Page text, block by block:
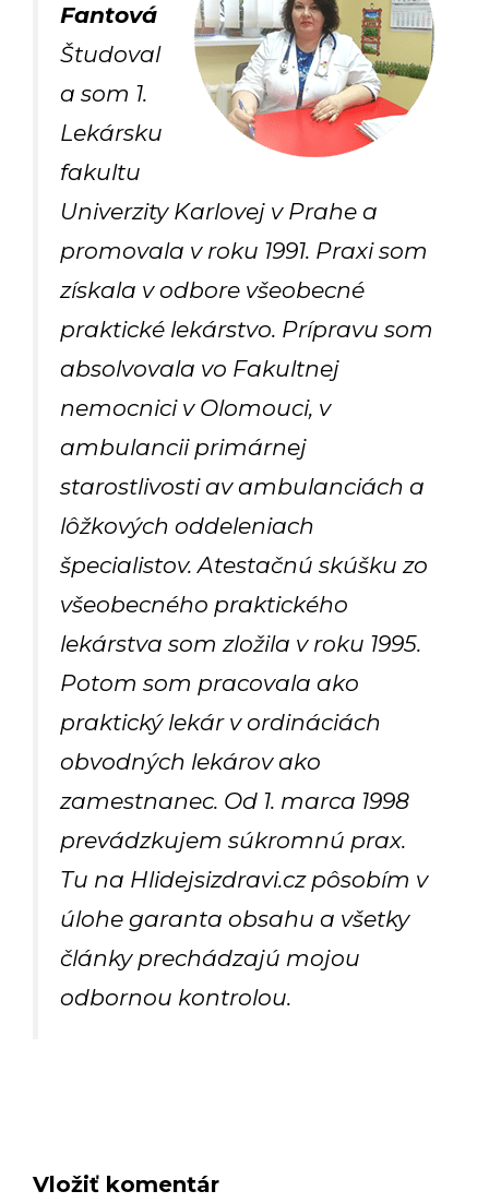
Fantová
Študoval
a som 1.
Lekársku
fakultu
Univerzity Karlovej v Prahe a
promovala v roku 1991. Praxi som
získala v odbore všeobecné
praktické lekárstvo. Prípravu som
absolvovala vo Fakultnej
nemocnici v Olomouci, v
ambulancii primárnej
starostlivosti av ambulanciách a
lôžkových oddeleniach
špecialistov. Atestačnú skúšku zo
všeobecného praktického
lekárstva som zložila v roku 1995.
Potom som pracovala ako
praktický lekár v ordináciách
obvodných lekárov ako
zamestnanec. Od 1. marca 1998
prevádzkujem súkromnú prax.
Tu na Hlidejsizdravi.cz pôsobím v
úlohe garanta obsahu a všetky
články prechádzajú mojou
odbornou kontrolou.
Vložiť komentár